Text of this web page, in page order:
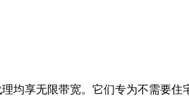
均享无限带宽。它们专为不需要